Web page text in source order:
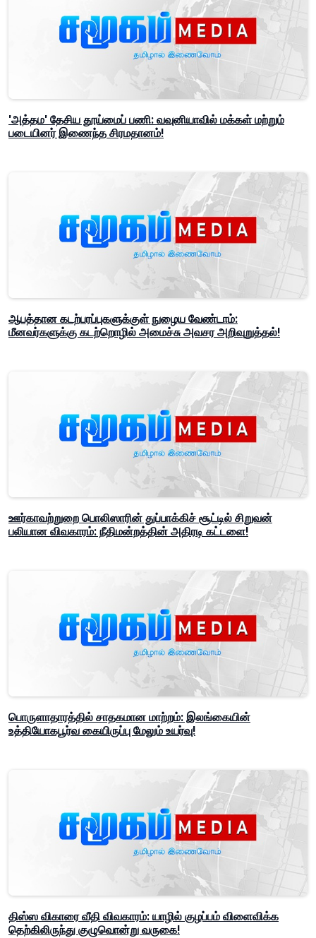
'அத்தம' தேசிய தூய்மைப் பணி: வவுனியாவில் மக்கள் மற்றும்
படையினர் இணைந்த சிரமதானம்!
ஆபத்தான கடற்பரப்புகளுக்குள் நுழைய வேண்டாம்:
மீனவர்களுக்கு கடற்றொழில் அமைச்சு அவசர அறிவுறுத்தல்!
ஊர்காவற்றுறை பொலிஸாரின் துப்பாக்கிச் சூட்டில் சிறுவன்
பலியான விவகாரம்: நீதிமன்றத்தின் அதிரடி கட்டளை!
பொருளாதாரத்தில் சாதகமான மாற்றம்: இலங்கையின்
உத்தியோகபூர்வ கையிருப்பு மேலும் உயர்வு!
திஸ்ஸ விகாரை வீதி விவகாரம்: யாழில் குழப்பம் விளைவிக்க
தெற்கிலிருந்து குழுவொன்று வருகை!